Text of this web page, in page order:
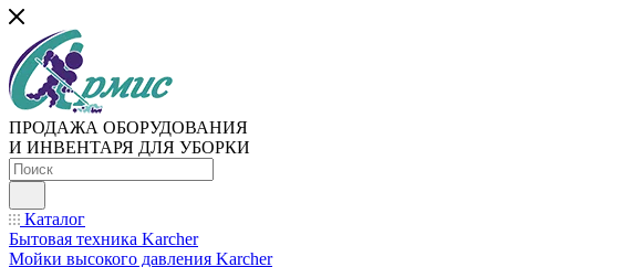
ПРОДАЖА ОБОРУДОВАНИЯ
И ИНВЕНТАРЯ ДЛЯ УБОРКИ
Каталог
Бытовая техника Karcher
Мойки высокого давления Karcher